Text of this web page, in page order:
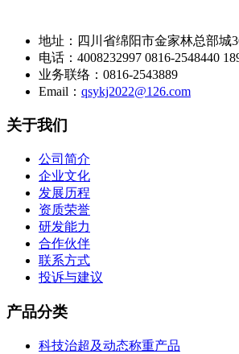
地址：四川省绵阳市金家林总部城
电话：4008232997 0816-2548440
业务联络：0816-2543889
Email： qsykj2022@126.com
关于我们
公司简介
企业文化
发展历程
资质荣誉
研发能力
合作伙伴
联系方式
投诉与建议
产品分类
科技治超及动态称重产品